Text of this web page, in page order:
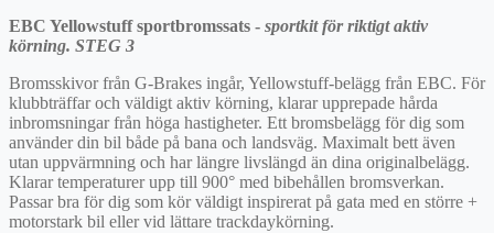
EBC Yellowstuff sportbromssats - sportkit för riktigt aktiv
körning. STEG 3
Bromsskivor från G-Brakes ingår, Yellowstuff-belägg från EBC. För
klubbträffar och väldigt aktiv körning, klarar upprepade hårda
inbromsningar från höga hastigheter. Ett bromsbelägg för dig som
använder din bil både på bana och landsväg. Maximalt bett även
utan uppvärmning och har längre livslängd än dina originalbelägg.
Klarar temperaturer upp till 900° med bibehållen bromsverkan.
Passar bra för dig som kör väldigt inspirerat på gata med en större +
motorstark bil eller vid lättare trackdaykörning.